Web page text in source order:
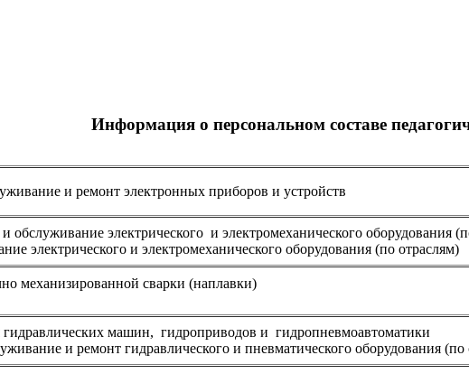
Информация о персональном составе
и ремонт электронных приборов и устройств
обслуживание электрического и электромеханического оборудования
электрического и электромеханического оборудования (по отраслям)
механизированной сварки (наплавки)
гидравлических машин, гидроприводов и гидропневмоавтоматики
и ремонт гидравлического и пневматического оборудования (по